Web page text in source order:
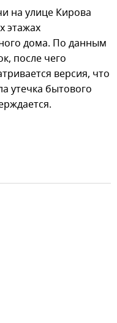
на улице Кирова
этажах
дома. По данным
после чего
версия, что
утечка бытового